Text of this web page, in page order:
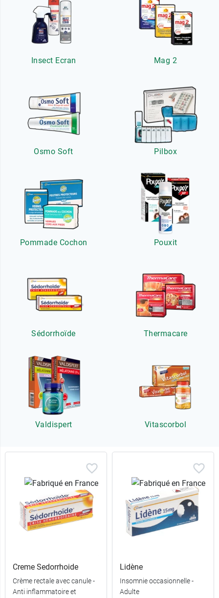
Insect Ecran Mag 2
Osmo Soft Pilbox
Pommade Cochon Pouxit
Sédorrhoïde Thermacare
Valdispert Vitascorbol
Creme Sedorrhoide
Crème rectale avec canule -
Anti inflammatoire et
Lidène
Insomnie occasionnelle -
Adulte